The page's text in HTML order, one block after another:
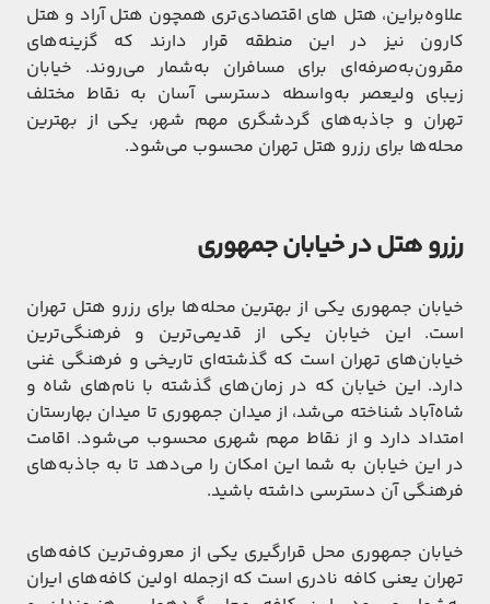
علاوه‌براین، هتل های اقتصادی‌تری همچون هتل آراد و هتل
کارون نیز در این منطقه قرار دارند که گزینه‌های
مقرون‌به‌صرفه‌ای برای مسافران به‌شمار می‌روند. خیابان
زیبای ولیعصر به‌واسطه دسترسی آسان به نقاط مختلف
تهران و جاذبه‌های گردشگری مهم شهر، یکی از بهترین
محله‌ها برای رزرو هتل تهران محسوب می‌شود.
رزرو هتل در خیابان جمهوری
خیابان جمهوری یکی از بهترین محله‌ها برای رزرو هتل تهران
است. این خیابان یکی از قدیمی‌ترین و فرهنگی‌ترین
خیابان‌های تهران است که گذشته‌ای تاریخی و فرهنگی غنی
دارد. این خیابان که در زمان‌های گذشته با نام‌های شاه و
شاه‌آباد شناخته می‌شد، از میدان جمهوری تا میدان بهارستان
امتداد دارد و از نقاط مهم شهری محسوب می‌شود. اقامت
در این خیابان به شما این امکان را می‌دهد تا به جاذبه‌های
فرهنگی آن دسترسی داشته باشید.
خیابان جمهوری محل قرارگیری یکی از معروف‌ترین کافه‌های
تهران یعنی کافه نادری است که ازجمله اولین کافه‌های ایران